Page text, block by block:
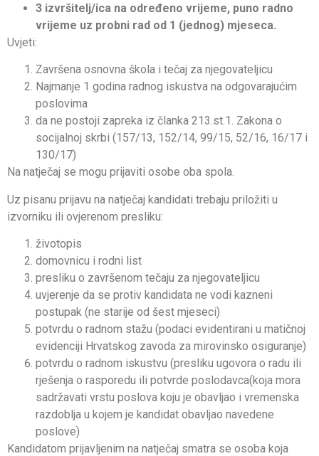
3 izvršitelj/ica na određeno vrijeme, puno radno
vrijeme uz probni rad od 1 (jednog) mjeseca.
Uvjeti:
Završena osnovna škola i tečaj za njegovateljicu
Najmanje 1 godina radnog iskustva na odgovarajućim
poslovima
da ne postoji zapreka iz članka 213.st.1. Zakona o
socijalnoj skrbi (157/13, 152/14, 99/15, 52/16, 16/17 i
130/17)
Na natječaj se mogu prijaviti osobe oba spola.
Uz pisanu prijavu na natječaj kandidati trebaju priložiti u
izvorniku ili ovjerenom presliku:
životopis
domovnicu i rodni list
presliku o završenom tečaju za njegovateljicu
uvjerenje da se protiv kandidata ne vodi kazneni
postupak (ne starije od šest mjeseci)
potvrdu o radnom stažu (podaci evidentirani u matičnoj
evidenciji Hrvatskog zavoda za mirovinsko osiguranje)
potvrdu o radnom iskustvu (presliku ugovora o radu ili
rješenja o rasporedu ili potvrde poslodavca(koja mora
sadržavati vrstu poslova koju je obavljao i vremenska
razdoblja u kojem je kandidat obavljao navedene
poslove)
Kandidatom prijavljenim na natječaj smatra se osoba koja